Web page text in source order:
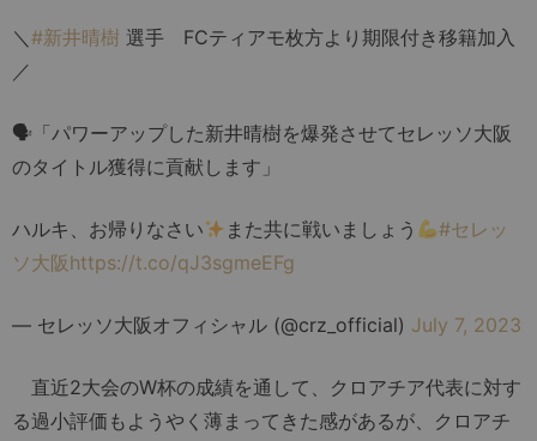
＼ #新井晴樹 選手 FCティアモ枚方より期限付き移籍加入
／
🗣「パワーアップした新井晴樹を爆発させてセレッソ大阪
のタイトル獲得に貢献します」
ハルキ、お帰りなさい また共に戦いましょう
#セレッ
ソ大阪https://t.co/qJ3sgmeEFg
— セレッソ大阪オフィシャル (@crz_official) July 7, 2023
直近2大会のW杯の成績を通して、クロアチア代表に対す
る過小評価もようやく薄まってきた感があるが、クロアチ